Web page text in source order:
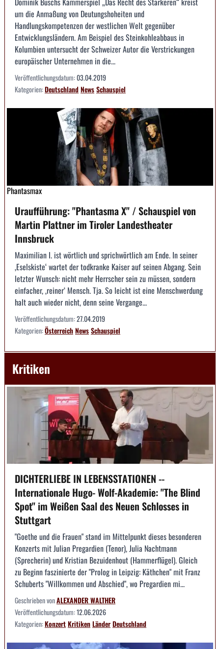
um die Anmaßung von Deutungshoheiten und
Handlungskompetenzen der westlichen Welt gegenüber
Entwicklungsländern. Am Beispiel des Steinkohleabbaus in
Kolumbien untersucht der Schweizer Autor die Verstrickungen
europäischer Unternehmen in die...
Veröffentlichungsdatum:03.04.2019
Kategorien:DeutschlandNewsSchauspiel
Phantasmax
Uraufführung: "Phantasma X" / Schauspiel von
Martin Plattner im Tiroler Landestheater
Innsbruck
Maximilian I. ist wörtlich und sprichwörtlich am Ende. In seiner
‚Eselskiste‘ wartet der todkranke Kaiser auf seinen Abgang. Sein
letzter Wunsch: nicht mehr Herrscher sein zu müssen, sondern
einfacher, ‚reiner‘ Mensch. Tja. So leicht ist eine Menschwerdung
halt auch wieder nicht, denn seine Vergange...
Veröffentlichungsdatum:27.04.2019
Kategorien:ÖsterreichNewsSchauspiel
Kritiken
DICHTERLIEBE IN LEBENSSTATIONEN --
Internationale Hugo- Wolf-Akademie: "The Blind
Spot" im Weißen Saal des Neuen Schlosses in
Stuttgart
"Goethe und die Frauen" stand im Mittelpunkt dieses besonderen
Konzerts mit Julian Pregardien (Tenor), Julia Nachtmann
(Sprecherin) und Kristian Bezuidenhout (Hammerflügel). Gleich
zu Beginn faszinierte der "Prolog in Leipzig: Käthchen" mit Franz
Schuberts "Willkommen und Abschied", wo Pregardien mi...
Geschrieben vonALEXANDER WALTHER
Veröffentlichungsdatum:12.06.2026
Kategorien:KonzertKritikenLänderDeutschland